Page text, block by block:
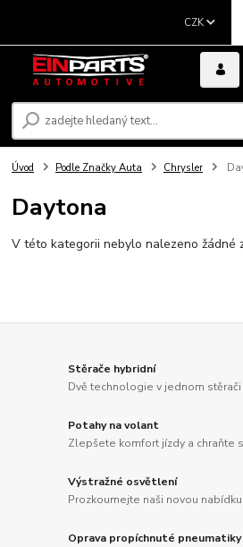
CZK
Úvod Podle Značky Auta Chrysler
Daytona
V této kategorii nebylo nalezeno žádné
Stěrače hybridní
Dvě technologie v jednom stěrači
Potahy na volant
Zlepšete komfort jízdy a chraňte
Výstražné osvětlení
Prozkoumejte naši novou
Oprava propíchnuté pneumatiky